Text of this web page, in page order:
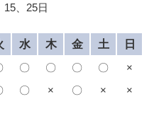
15、25日
水 木 金 土
日
〇 〇 〇 〇
×
〇 × 〇 × ×